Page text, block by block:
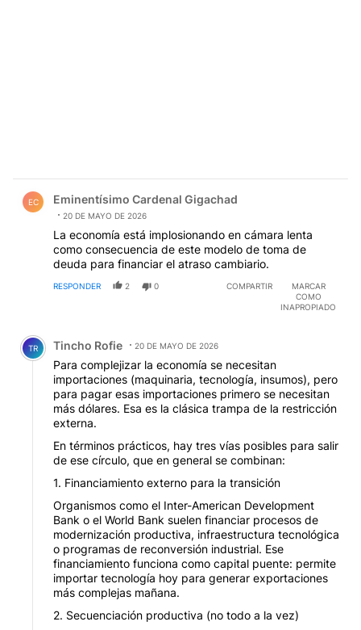
EC Eminentísimo Cardenal Gigachad
20 DE MAYO DE 2026
La economía está implosionando en cámara lenta
como consecuencia de este modelo de toma de
deuda para financiar el atraso cambiario.
RESPONDER 2 0 COMPARTIR
MARCAR
COMO
INAPROPIADO
Comentario de Tincho Rofie.
TR Tincho Rofie 20 DE MAYO DE 2026
Para complejizar la economía se necesitan
importaciones (maquinaria, tecnología, insumos), pero
para pagar esas importaciones primero se necesitan
más dólares. Esa es la clásica trampa de la restricción
externa.
En términos prácticos, hay tres vías posibles para salir
de ese círculo, que en general se combinan:
1. Financiamiento externo para la transición
Organismos como el Inter-American Development
Bank o el World Bank suelen financiar procesos de
modernización productiva, infraestructura tecnológica
o programas de reconversión industrial. Ese
financiamiento funciona como capital puente: permite
importar tecnología hoy para generar exportaciones
más complejas mañana.
2. Secuenciación productiva (no todo a la vez)